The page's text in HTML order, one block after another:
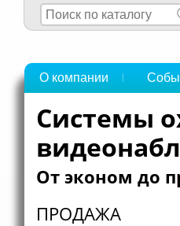
О компании
Системы
От эконом до
ПРОДАЖА